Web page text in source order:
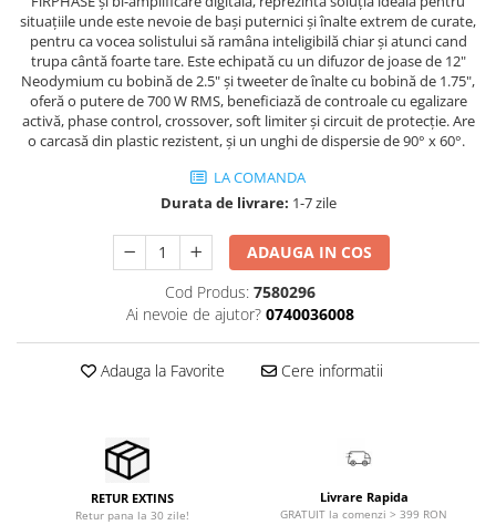
Microfoane Ribbon
Microfoane stereo
Microfoane Suspendabile
Microfoane wireless si sisteme
Stative de microfon
Studio si inregistrari
Accesorii de microfoane
Accesorii echipamente de studio
Controllere MIDI - USB DAW
Controllere monitoare de studio
Microfoane de studio
Monitoare de studio
situațiile unde este nevoie de bași puternici și înalte extrem de curate,
pentru ca vocea solistului să ramâna inteligibilă chiar și atunci cand
trupa cântă foarte tare. Este echipată cu un difuzor de joase de 12"
Neodymium cu bobină de 2.5" și tweeter de înalte cu bobină de 1.75",
oferă o putere de 700 W RMS, beneficiază de controale cu egalizare
activă, phase control, crossover, soft limiter și circuit de protecție. Are
o carcasă din plastic rezistent, și un unghi de dispersie de 90° x 60°.
LA COMANDA
Durata de livrare: 1-7 zile
ADAUGA IN COS
Cod Produs: 7580296
Ai nevoie de ajutor? 0740036008
Adauga la Favorite Cere informatii
RETUR EXTINS
Retur pana la 30 zile!
Livrare Rapida
GRATUIT la comenzi > 399 RON